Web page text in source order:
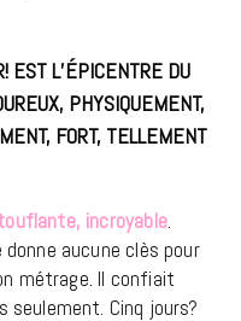
EST L’ÉPICENTRE DU
PHYSIQUEMENT,
FORT, TELLEMENT
incroyable.
aucune clès pour
métrage. Il confiait
seulement. Cinq jours?